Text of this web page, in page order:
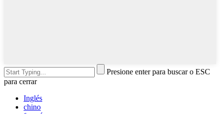
Presione enter para buscar o ESC
para cerrar
Inglés
chino